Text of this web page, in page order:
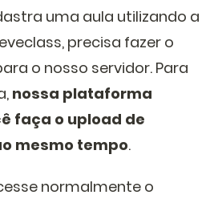
uma aula utilizando a
precisa fazer o
o nosso servidor. Para
nossa plataforma
faça o upload de
mesmo tempo.
normalmente o